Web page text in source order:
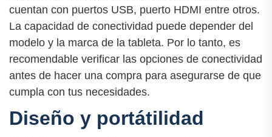
cuentan con puertos USB, puerto HDMI entre otros.
La capacidad de conectividad puede depender del
modelo y la marca de la tableta. Por lo tanto, es
recomendable verificar las opciones de conectividad
antes de hacer una compra para asegurarse de que
cumpla con tus necesidades.
Diseño y portátilidad